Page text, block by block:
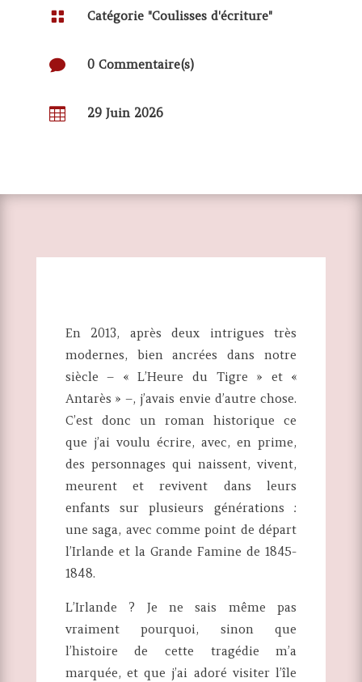
 Catégorie "Coulisses d'écriture"
 0 Commentaire(s)
 29 Juin 2026
En 2013, après deux intrigues très
modernes, bien ancrées dans notre
siècle – « L’Heure du Tigre » et «
Antarès » –, j’avais envie d’autre chose.
C’est donc un roman historique ce
que j’ai voulu écrire, avec, en prime,
des personnages qui naissent, vivent,
meurent et revivent dans leurs
enfants sur plusieurs générations :
une saga, avec comme point de départ
l’Irlande et la Grande Famine de 1845-
1848.
L’Irlande ? Je ne sais même pas
vraiment pourquoi, sinon que
l’histoire de cette tragédie m’a
marquée, et que j’ai adoré visiter l’île